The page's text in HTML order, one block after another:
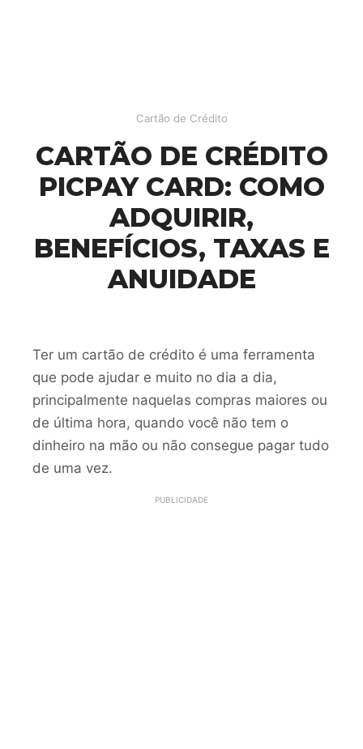
Cartão de Crédito
CARTÃO DE CRÉDITO
PICPAY CARD: COMO
ADQUIRIR,
BENEFÍCIOS, TAXAS E
ANUIDADE
Ter um cartão de crédito é uma ferramenta
que pode ajudar e muito no dia a dia,
principalmente naquelas compras maiores ou
de última hora, quando você não tem o
dinheiro na mão ou não consegue pagar tudo
de uma vez.
PUBLICIDADE